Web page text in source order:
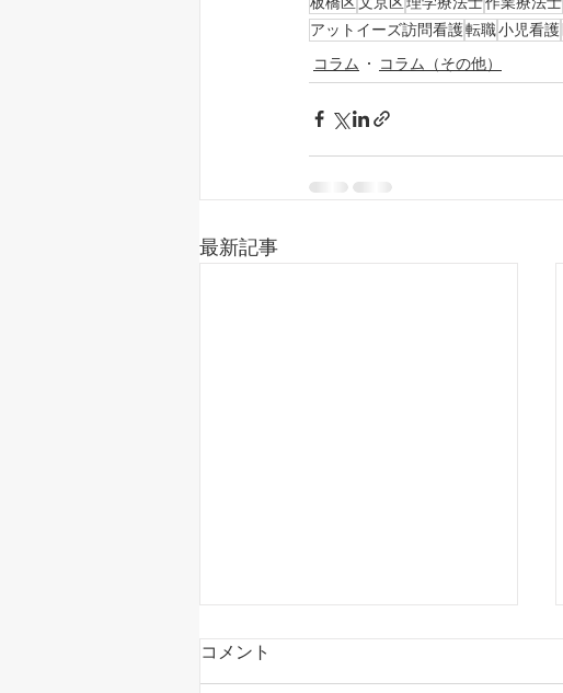
アットイーズ訪問看護転職小児看護
コラム
コラム（その他）
最新記事
コメント